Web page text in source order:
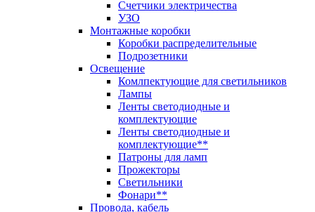
Счетчики электричества
УЗО
Монтажные коробки
Коробки распределительные
Подрозетники
Освещение
Комлпектующие для светильников
Лампы
Ленты светодиодные и
комплектующие
Ленты светодиодные и
комплектующие**
Патроны для ламп
Прожекторы
Светильники
Фонари**
Провода, кабель